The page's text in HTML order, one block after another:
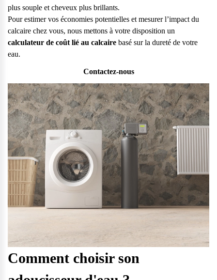
plus souple et cheveux plus brillants.
Pour estimer vos économies potentielles et mesurer l’impact du
calcaire chez vous, nous mettons à votre disposition un
calculateur de coût lié au calcaire basé sur la dureté de votre
eau.
Contactez-nous
Comment choisir son